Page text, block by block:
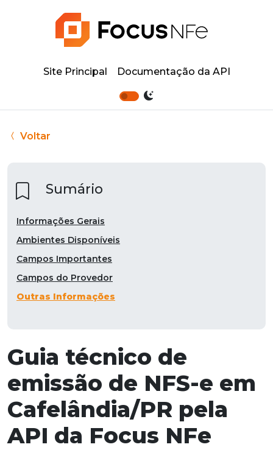
Site Principal Documentação da API
Voltar
Guia técnico de
emissão de NFS-e em
Cafelândia/PR pela
API da Focus NFe
Sumário
Informações Gerais
Ambientes Disponíveis
Campos Importantes
Campos do Provedor
Outras Informações